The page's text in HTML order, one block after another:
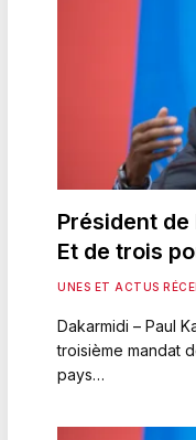
Président de
Et de trois
UNES ET ACTUS
Dakarmidi – Paul
troisième mandat
pays…